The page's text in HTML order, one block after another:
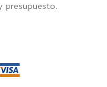
presupuesto.